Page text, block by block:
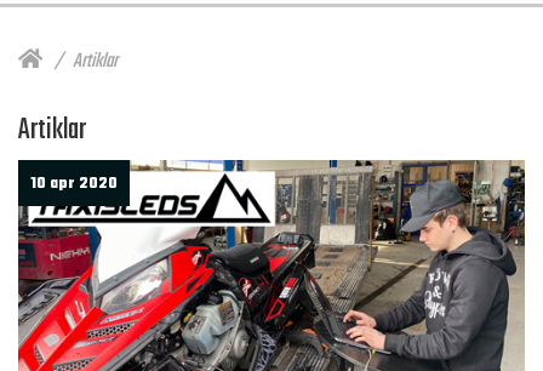
Artiklar
Artiklar
10 apr 2020